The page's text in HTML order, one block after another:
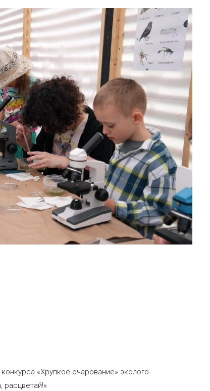
расцветай!»